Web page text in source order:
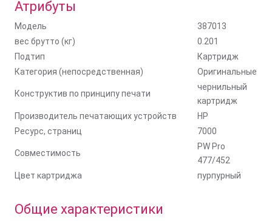
Атрибуты
Модель
387013
вес брутто (кг)
0.201
Подтип
Картридж
Категория (непосредственная)
Оригинальные
Конструктив по принципу печати
чернильный
картридж
Производитель печатающих устройств
HP
Ресурс, страниц
7000
Совместимость
PW Pro
477/452
Цвет картриджа
пурпурный
Общие характеристики